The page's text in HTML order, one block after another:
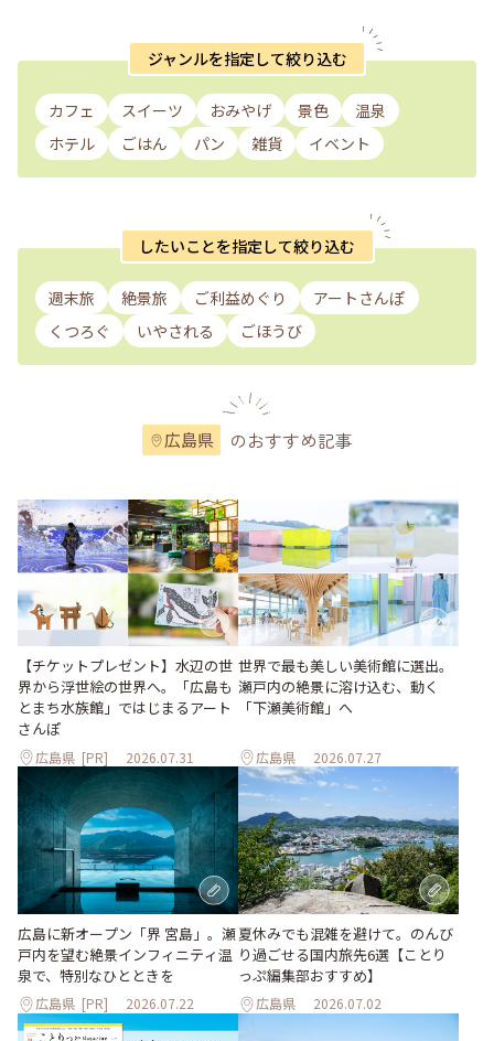
ジャンルを指定して絞り込む
カフェ スイーツ おみやげ 景色
温泉
ホテル
ごはん パン 雑貨 イベント
したいことを指定して絞り込む
週末旅 絶景旅 ご利益めぐり
アートさんぽ
くつろぐ
いやされる ごほうび
広島県 のおすすめ記事
【チケットプレゼント】水辺の世
界から浮世絵の世界へ。「広島も
とまち水族館」ではじまるアート
さんぽ
広島県 [PR] 2026.07.31
世界で最も美しい美術館に選出。
瀬戸内の絶景に溶け込む、動く
「下瀬美術館」へ
広島県 2026.07.27
広島に新オープン「界 宮島」。瀬
戸内を望む絶景インフィニティ温
泉で、特別なひとときを
広島県 [PR] 2026.07.22
夏休みでも混雑を避けて。のんび
り過ごせる国内旅先6選【ことり
っぷ編集部おすすめ】
広島県 2026.07.02